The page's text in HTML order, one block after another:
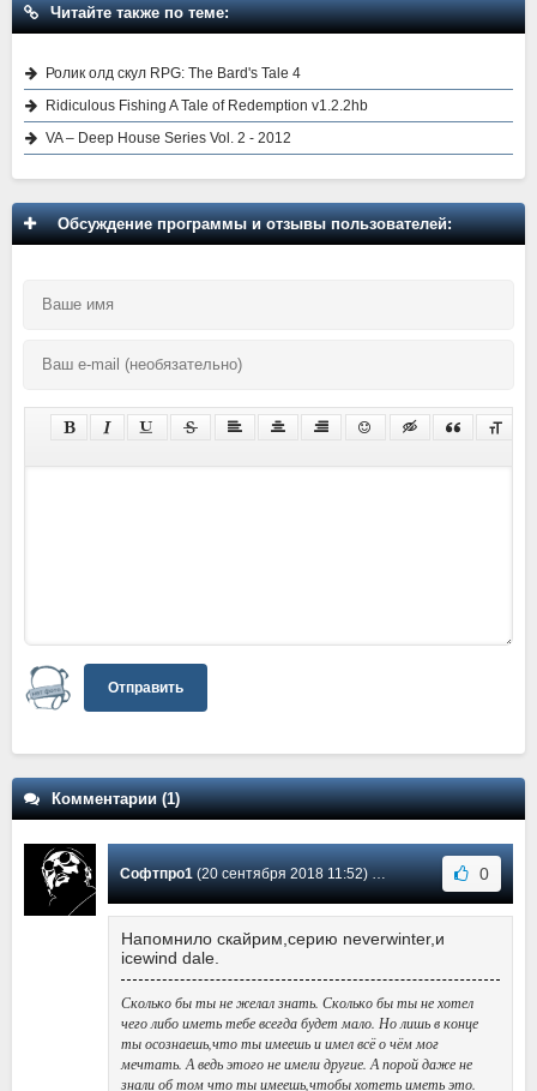
Читайте также по теме:
Ролик олд скул RPG: The Bard's Tale 4
Ridiculous Fishing A Tale of Redemption v1.2.2hb
VA – Deep House Series Vol. 2 - 2012
Обсуждение программы и отзывы пользователей:
Отправить
Комментарии (1)
Софтпро1(20 сентября 2018 11:52) Сообщение #1 0
Напомнило скайрим,серию neverwinter,и
icewind dale.
Сколько бы ты не желал знать. Сколько бы ты не хотел
чего либо иметь тебе всегда будет мало. Но лишь в конце
ты осознаешь,что ты имеешь и имел всё о чём мог
мечтать. А ведь этого не имели другие. А порой даже не
знали об том что ты имеешь,чтобы хотеть иметь это.